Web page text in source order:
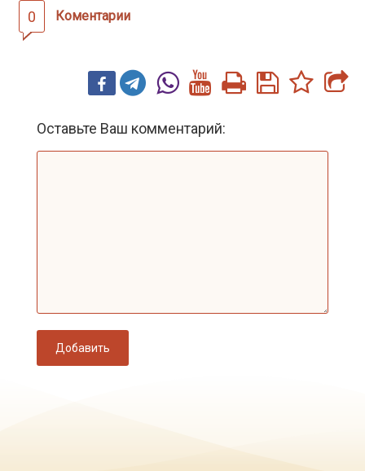
0 Коментарии
Оставьте Ваш комментарий:
Добавить